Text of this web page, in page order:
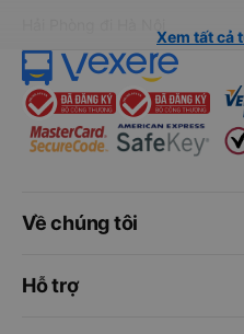
Xem tất cả
Về chúng tôi
Hỗ trợ